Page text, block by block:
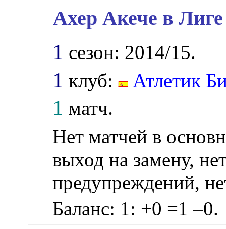
Ахер Акече в
1 сезон: 2014/15.
1 клуб: Атлетик
1 матч.
Нет матчей в
выход на замену,
предупреждений,
Баланс: 1: +0 =1 –0.